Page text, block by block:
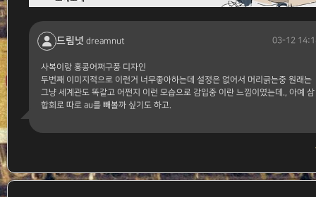
드림넛 dreamnut 03-12
사복이랑 홍콩어쩌구풍 디자인
두번째 이미지적으로 이런거 너무좋아하는데 설정은 없어서 머리긁는중 원래는
그냥 세계관도 똑같고 어쩐지 이런 모습으로 감입중 이란 느낌이였는데., 아예 삼
합회로 따로 au를 빼볼까 싶기도 하고.